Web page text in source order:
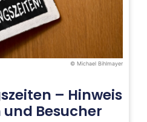
© Michael Bihlmayer
– Hinweis
Besucher